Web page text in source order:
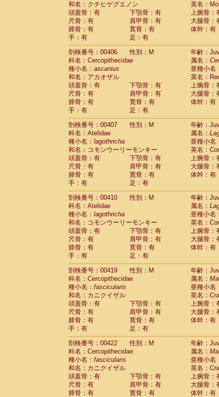
和名：クチヒゲグエノン
英名：
頭蓋骨：有
下顎骨：有
上腕骨：
尺骨：有
肩甲骨：有
大腿骨：
腓骨：有
寛骨：有
体幹：有
手：有
足：有
剖検番号：00406
性別：M
年齢：
科名：Cercopithecidae
属名：
種小名： ascanius
亜種小名
和名：アカオザル
英名：
頭蓋骨：有
下顎骨：有
上腕骨：
尺骨：有
肩甲骨：有
大腿骨：
腓骨：有
寛骨：有
体幹：有
手：有
足：有
剖検番号：00407
性別：M
年齢：
科名：Atelidae
属名：
種小名： lagothricha
亜種小名
和名：コモンウーリーモンキー
英名：
頭蓋骨：有
下顎骨：有
上腕骨：
尺骨：有
肩甲骨：有
大腿骨：
腓骨：有
寛骨：有
体幹：有
手：有
足：有
剖検番号：00410
性別：M
年齢：
科名：Atelidae
属名：
種小名： lagothricha
亜種小名
和名：コモンウーリーモンキー
英名：
頭蓋骨：有
下顎骨：有
上腕骨：
尺骨：有
肩甲骨：有
大腿骨：
腓骨：有
寛骨：有
体幹：有
手：有
足：有
剖検番号：00419
性別：M
年齢：
科名：Cercopithecidae
属名：
種小名： fascicularis
亜種小名
和名：カニクイザル
英名：
頭蓋骨：有
下顎骨：有
上腕骨：
尺骨：有
肩甲骨：有
大腿骨：
腓骨：有
寛骨：有
体幹：有
手：有
足：有
剖検番号：00422
性別：M
年齢：
科名：Cercopithecidae
属名：
種小名： fascicularis
亜種小名
和名：カニクイザル
英名：
頭蓋骨：有
下顎骨：有
上腕骨：
尺骨：有
肩甲骨：有
大腿骨：
腓骨：有
寛骨：有
体幹：有